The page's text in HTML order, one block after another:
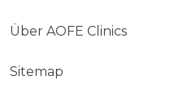
Über AOFE Clinics
Sitemap